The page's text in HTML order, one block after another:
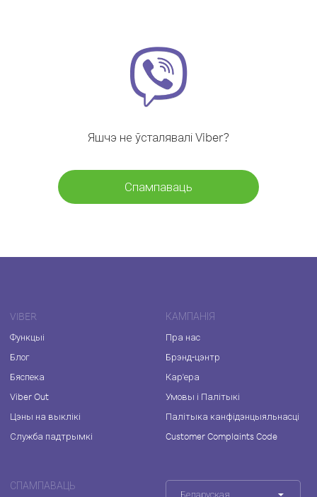
Яшчэ не ўсталявалі Viber?
Спампаваць
VIBER
Функцыі
Блог
Бяспека
Viber Out
Цэны на выклікі
Служба падтрымкі
КАМПАНІЯ
Пра нас
Брэнд-цэнтр
Кар'ера
Умовы і Палітыкі
Палітыка канфідэнцыяльнасці
Customer Complaints Code
СПАМПАВАЦЬ
Беларуская